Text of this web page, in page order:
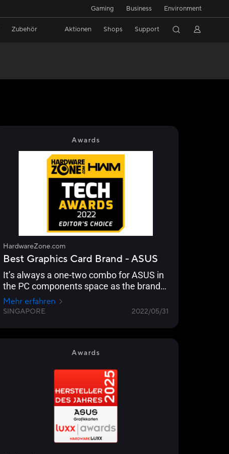
Gaming Business Environment
Zubehör Aktionen Shops Support
Awards
HardwareZone.com
Best Graphics Card Brand - ASUS
It’s always a one-two combo for ASUS in
the PC components space as the brand
has successfully entrenched itself into
the Singaporean psyche. So, it’s really no
Best Graphics Card Brand. This is a 13-
year streak, and if they continue pushing
the boundaries of performance that
Mehr erfahren
SINGAPORE 2022/05/31
Awards